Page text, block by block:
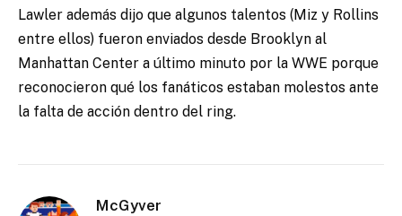
Lawler además dijo que algunos talentos (Miz y Rollins
entre ellos) fueron enviados desde Brooklyn al
Manhattan Center a último minuto por la WWE porque
reconocieron qué los fanáticos estaban molestos ante
la falta de acción dentro del ring.
McGyver